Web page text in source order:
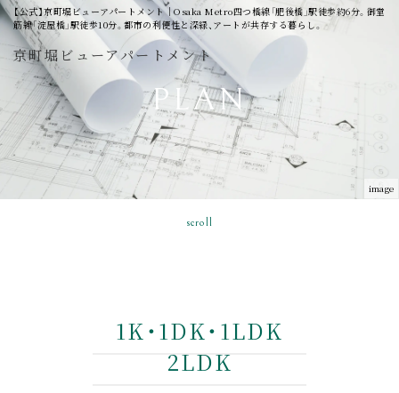
【公式】京町堀ビューアパートメント│Osaka Metro四つ橋線「肥後橋」駅徒歩約6分。御堂
筋線「淀屋橋」駅徒歩10分。都市の利便性と深緑、アートが共存する暮らし。
京町堀ビューアパートメント
image
scroll
PLAN
1K・1DK・1LDK
2LDK